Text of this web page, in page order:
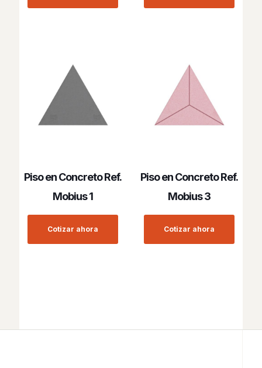
Piso en Concreto Ref.
Mobius 1
Cotizar ahora
Piso en Concreto Ref.
Mobius 3
Cotizar ahora